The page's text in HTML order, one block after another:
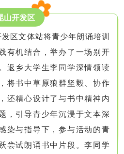
山开发区
区文体站将青少年朗诵培训
有机结合，举办了一场别开
返乡大学生李同学深情领读
将书中草原狼群坚毅、协作
还精心设计了与书中精神内
，引导青少年沉浸于文本深
染与指导下，参与活动的青
尝试朗诵书中片段。李同学